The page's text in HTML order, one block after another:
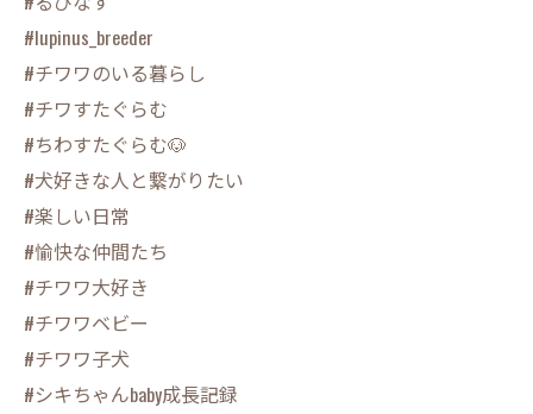
#lupinus_breeder
#チワワのいる暮らし
#チワすたぐらむ
#ちわすたぐらむ🐶
#犬好きな人と繋がりたい
#楽しい日常
#愉快な仲間たち
#チワワ大好き
#チワワベビー
#チワワ子犬
#シキちゃんbaby成長記録